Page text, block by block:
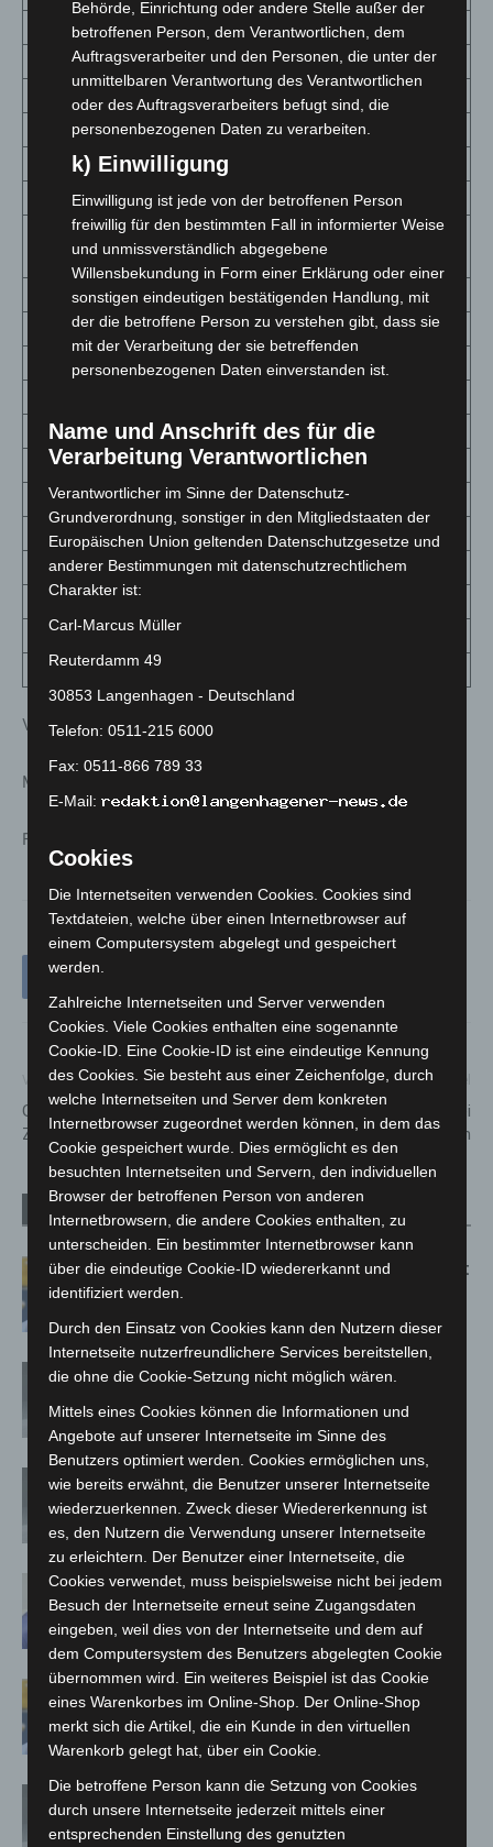
Burgwedel
26 264
86,8
Garbsen
258 1643
175
Gehrden
33 207
83,7
Hemmingen
28 281
81,7
Isernhagen
51
Laatzen
89 989
98,9
Landeshauptstadt
Hannover
1413 11284
Langenhagen 204 1358
188,7
Lehrte
106 936
126,6
Neustadt
60 650
66,3
Ronnenberg
57 450
136,9
Seelze
102 644
Sehnde
69 411
Springe
69 462
126,9
Uetze
47 301
92,3
Wedemark
Wennigsen
34
Wunstorf
34
Verteilung nach Geschlecht
Männer 49 Prozent
Frauen 51 Prozent
Vorheriger Artikel
Großes Zählen im Erlebnis-
Zoo Hannover
Nächster Artikel
Präventionexperten der Polizei
beraten am Telefon
Verwandte Artikel Mehr vom Autor
Letzte Corona-Schutzmaßnahme läuft
aus
Corona-Verordnung in Niedersachsen
Corona-Schutzmaßnahmen in Schule
und KiTa: vom Land bis Ostern –
Absonderungspflicht läuft aus
Corona-Schutzmaßnahmen laufen aus
Maskenpflicht im GVH entfällt ab 02.
Februar
Absonderungsverordnung in
Niedersachsen läuft zum Monatsende
Behörde, Einrichtung oder andere Stelle außer der
betroffenen Person, dem Verantwortlichen, dem
Auftragsverarbeiter und den Personen, die unter der
unmittelbaren Verantwortung des Verantwortlichen
oder des Auftragsverarbeiters befugt sind, die
personenbezogenen Daten zu verarbeiten.
k) Einwilligung
Einwilligung ist jede von der betroffenen Person
freiwillig für den bestimmten Fall in informierter Weise
und unmissverständlich abgegebene
Willensbekundung in Form einer Erklärung oder einer
sonstigen eindeutigen bestätigenden Handlung, mit
der die betroffene Person zu verstehen gibt, dass sie
mit der Verarbeitung der sie betreffenden
personenbezogenen Daten einverstanden ist.
Name und Anschrift des für die
Verarbeitung Verantwortlichen
Verantwortlicher im Sinne der Datenschutz-
Grundverordnung, sonstiger in den Mitgliedstaaten der
Europäischen Union geltenden Datenschutzgesetze und
anderer Bestimmungen mit datenschutzrechtlichem
Charakter ist:
Carl-Marcus Müller
Reuterdamm 49
30853 Langenhagen - Deutschland
Telefon: 0511-215 6000
Fax: 0511-866 789 33
E-Mail:
Cookies
Die Internetseiten verwenden Cookies. Cookies sind
Textdateien, welche über einen Internetbrowser auf
einem Computersystem abgelegt und gespeichert
werden.
Zahlreiche Internetseiten und Server verwenden
Cookies. Viele Cookies enthalten eine sogenannte
Cookie-ID. Eine Cookie-ID ist eine eindeutige Kennung
des Cookies. Sie besteht aus einer Zeichenfolge, durch
welche Internetseiten und Server dem konkreten
Internetbrowser zugeordnet werden können, in dem das
Cookie gespeichert wurde. Dies ermöglicht es den
besuchten Internetseiten und Servern, den individuellen
Browser der betroffenen Person von anderen
Internetbrowsern, die andere Cookies enthalten, zu
unterscheiden. Ein bestimmter Internetbrowser kann
über die eindeutige Cookie-ID wiedererkannt und
identifiziert werden.
Durch den Einsatz von Cookies kann den Nutzern dieser
Internetseite nutzerfreundlichere Services bereitstellen,
die ohne die Cookie-Setzung nicht möglich wären.
Mittels eines Cookies können die Informationen und
Angebote auf unserer Internetseite im Sinne des
Benutzers optimiert werden. Cookies ermöglichen uns,
wie bereits erwähnt, die Benutzer unserer Internetseite
wiederzuerkennen. Zweck dieser Wiedererkennung ist
es, den Nutzern die Verwendung unserer Internetseite
zu erleichtern. Der Benutzer einer Internetseite, die
Cookies verwendet, muss beispielsweise nicht bei jedem
Besuch der Internetseite erneut seine Zugangsdaten
eingeben, weil dies von der Internetseite und dem auf
dem Computersystem des Benutzers abgelegten Cookie
übernommen wird. Ein weiteres Beispiel ist das Cookie
eines Warenkorbes im Online-Shop. Der Online-Shop
merkt sich die Artikel, die ein Kunde in den virtuellen
Warenkorb gelegt hat, über ein Cookie.
Die betroffene Person kann die Setzung von Cookies
durch unsere Internetseite jederzeit mittels einer
entsprechenden Einstellung des genutzten